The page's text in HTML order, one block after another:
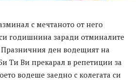
с мечтаното от него
си годишнина заради отминалите
ден водещият на
Ти Ви прекарал в репетиции за
водеше заедно с колегата си